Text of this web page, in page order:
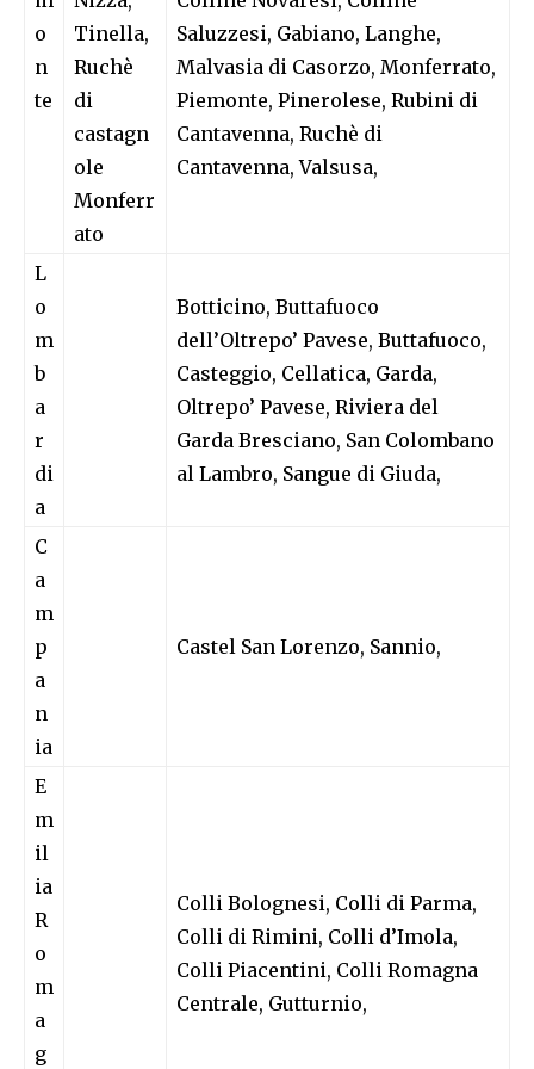
o
n
te
Tinella,
Ruchè
di
castagn
ole
Monferr
ato
Saluzzesi, Gabiano, Langhe,
Malvasia di Casorzo, Monferrato,
Piemonte, Pinerolese, Rubini di
Cantavenna, Ruchè di
Cantavenna, Valsusa,
L
o
m
b
a
r
di
a
Botticino, Buttafuoco
dell’Oltrepo’ Pavese, Buttafuoco,
Casteggio, Cellatica, Garda,
Oltrepo’ Pavese, Riviera del
Garda Bresciano, San Colombano
al Lambro, Sangue di Giuda,
C
a
m
p
a
n
ia
Castel San Lorenzo, Sannio,
E
m
il
ia
R
o
m
a
g
Colli Bolognesi, Colli di Parma,
Colli di Rimini, Colli d’Imola,
Colli Piacentini, Colli Romagna
Centrale, Gutturnio,